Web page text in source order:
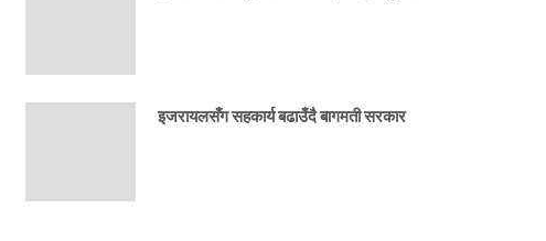
इजरायलसँग सहकार्य बढाउँदै बागमती सरकार